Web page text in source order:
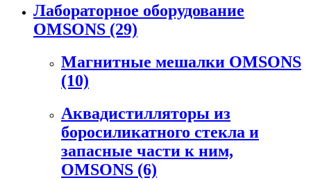
Лабораторное оборудование
OMSONS (29)
Магнитные мешалки OMSONS
(10)
Аквадистилляторы из
боросиликатного стекла и
запасные части к ним,
OMSONS (6)